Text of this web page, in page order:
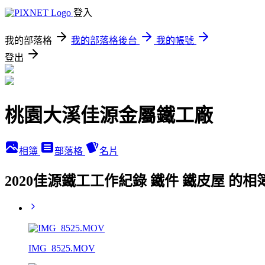
登入
我的部落格 我的部落格後台
我的帳號
登出
桃園大溪佳源金屬鐵工廠
相簿 部落格 名片
2020佳源鐵工工作紀錄 鐵件 鐵皮屋 的相
IMG_8525.MOV